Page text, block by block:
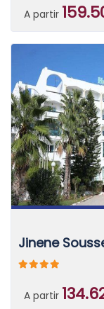
A partir
Jinene
A partir